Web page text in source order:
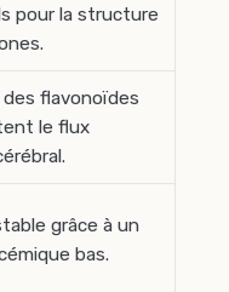
pour la structure
flavonoïdes
le flux
grâce à un
bas.